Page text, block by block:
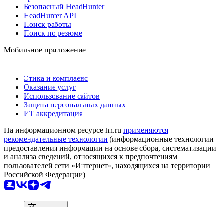
Безопасный HeadHunter
HeadHunter API
Поиск работы
Поиск по резюме
Мобильное приложение
Этика и комплаенс
Оказание услуг
Использование сайтов
Защита персональных данных
ИТ аккредитация
На информационном ресурсе hh.ru применяются
рекомендательные технологии (информационные технологии
предоставления информации на основе сбора, систематизации
и анализа сведений, относящихся к предпочтениям
пользователей сети «Интернет», находящихся на территории
Российской Федерации)